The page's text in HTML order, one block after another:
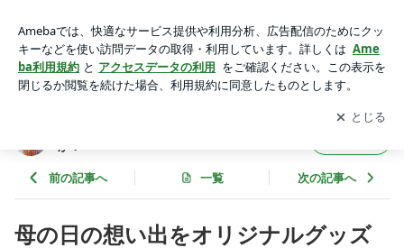
の絵を永遠の想い出として残しませんか？
アプリをダウンロードして ブログの更新通知
を受け取りまし
ょう。
開く
か？
前の記事へ 一覧 次の記事へ
母の日の想い出をオリジナルグッズ